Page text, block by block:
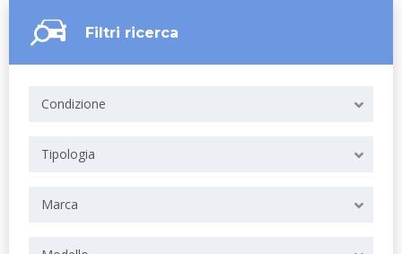
Filtri ricerca
Condizione
Tipologia
Marca